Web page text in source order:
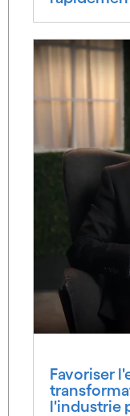
Favoriser
l'industrie